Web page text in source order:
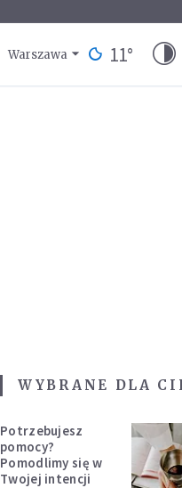
Warszawa 11°
WYBRANE DLA
Potrzebujesz
pomocy?
Pomodlimy się w
Twojej intencji